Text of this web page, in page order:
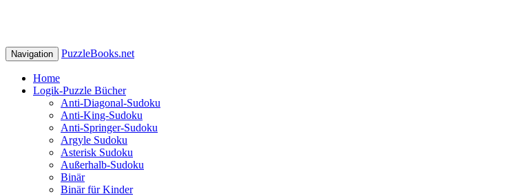
Navigation PuzzleBooks.net
Home
Logik-Puzzle Bücher
Anti-Diagonal-Sudoku
Anti-King-Sudoku
Anti-Springer-Sudoku
Argyle Sudoku
Asterisk Sudoku
Außerhalb-Sudoku
Binär
Binär für Kinder